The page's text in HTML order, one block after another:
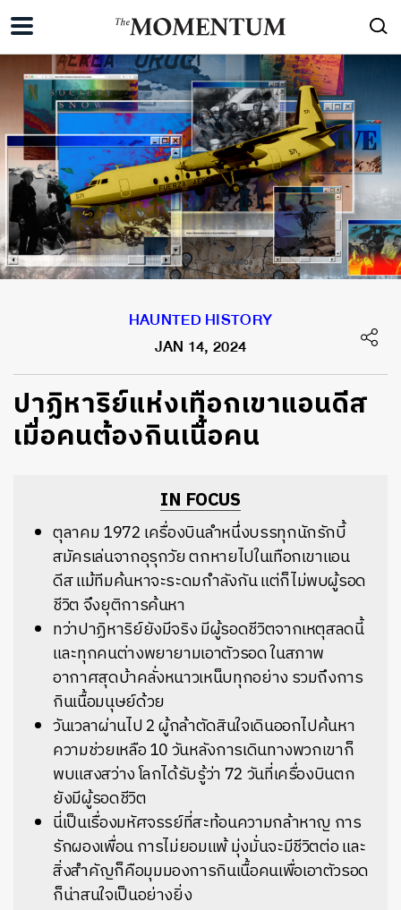
HAUNTED HISTORY
JAN 14, 2024
ปาฏิหาริย์แห่งเทือกเขาแอนดีส
เมื่อคนต้องกินเนื้อคน
IN FOCUS
ตุลาคม 1972 เครื่องบินลำหนึ่งบรรทุกนักรักบี้
สมัครเล่นจากอุรุกวัย ตกหายไปในเทือกเขาแอน
ดีส แม้ทีมค้นหาจะระดมกำลังกัน แต่ก็ไม่พบผู้รอด
ชีวิต จึงยุติการค้นหา
ทว่าปาฏิหาริย์ยังมีจริง มีผู้รอดชีวิตจากเหตุสลดนี้
และทุกคนต่างพยายามเอาตัวรอด ในสภาพ
อากาศสุดบ้าคลั่งหนาวเหน็บทุกอย่าง รวมถึงการ
กินเนื้อมนุษย์ด้วย
วันเวลาผ่านไป 2 ผู้กล้าตัดสินใจเดินออกไปค้นหา
ความช่วยเหลือ 10 วันหลังการเดินทางพวกเขาก็
พบแสงสว่าง โลกได้รับรู้ว่า 72 วันที่เครื่องบินตก
ยังมีผู้รอดชีวิต
นี่เป็นเรื่องมหัศจรรย์ที่สะท้อนความกล้าหาญ การ
รักผองเพื่อน การไม่ยอมแพ้ มุ่งมั่นจะมีชีวิตต่อ และ
สิ่งสำคัญก็คือมุมมองการกินเนื้อคนเพื่อเอาตัวรอด
ก็น่าสนใจเป็นอย่างยิ่ง